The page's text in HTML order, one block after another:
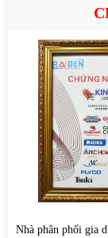
Nhà phân phối gia